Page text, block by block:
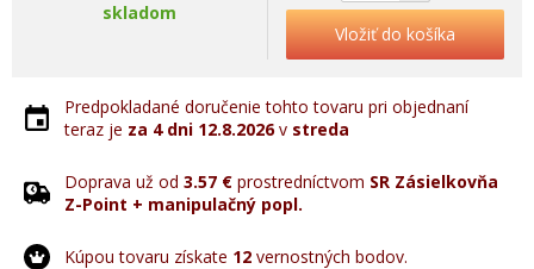
skladom
Vložiť do košíka
Predpokladané doručenie tohto tovaru pri objednaní
teraz je za 4 dni 12.8.2026v streda
Doprava už od 3.57 € prostredníctvom SR Zásielkovňa
Z-Point + manipulačný popl.
Kúpou tovaru získate 12 vernostných bodov.